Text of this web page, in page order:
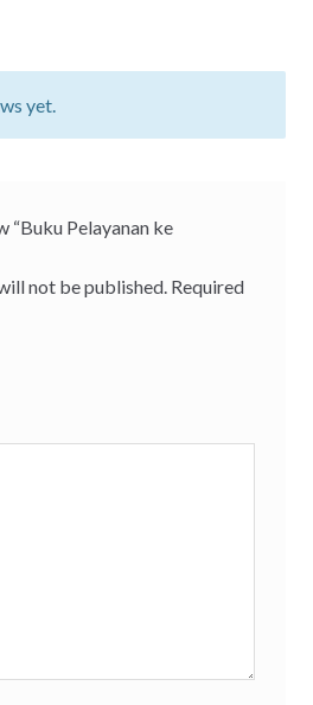
yet.
“Buku Pelayanan ke
not be published. Required